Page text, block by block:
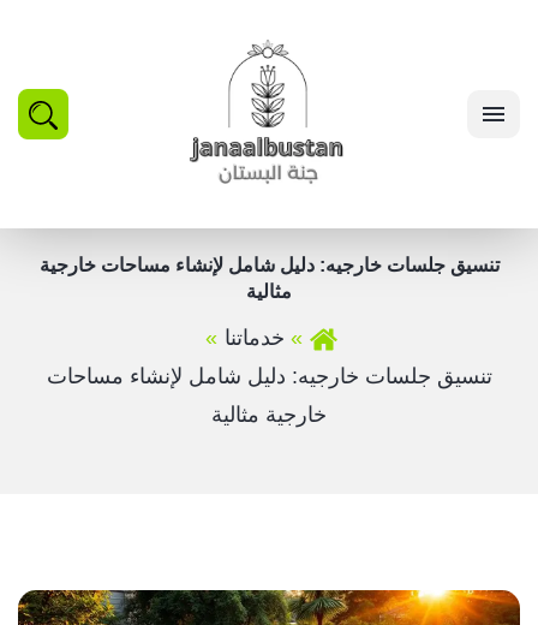
تنسيق جلسات خارجيه: دليل شامل لإنشاء مساحات خارجية
مثالية
خدماتنا
تنسيق جلسات خارجيه: دليل شامل لإنشاء مساحات
خارجية مثالية